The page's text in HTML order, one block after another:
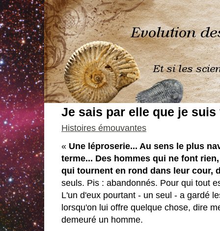
Je sais par elle que je suis
Histoires émouvantes
« Une léproserie... Au sens le plus
terme... Des hommes qui ne font
qui tournent en rond dans leur cour,
seuls. Pis : abandonnés. Pour qui tout
L'un d'eux pourtant - un seul - a gardé
lorsqu'on lui offre quelque chose, dire
demeuré un homme.